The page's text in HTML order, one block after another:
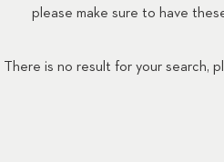
please make sure to have
There is no result for your search,